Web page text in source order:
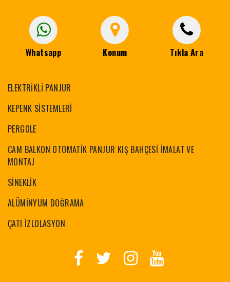
Whatsapp Konum Tıkla Ara
ELEKTRİKLİ PANJUR
KEPENK SİSTEMLERİ
PERGOLE
CAM BALKON OTOMATİK PANJUR KIŞ BAHÇESİ İMALAT VE
MONTAJ
SİNEKLİK
ALÜMİNYUM DOĞRAMA
ÇATI İZLOLASYON